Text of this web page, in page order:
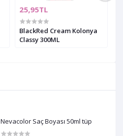
Nevacolor Saç Boyası 50ml tüp
25,95TL
BlackRed Cream Kolonya
Classy 300ML